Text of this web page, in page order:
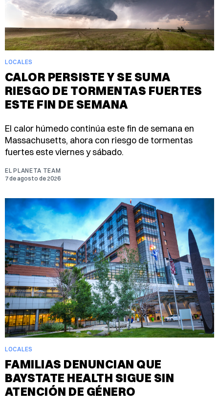
LOCALES
CALOR PERSISTE Y SE SUMA
RIESGO DE TORMENTAS FUERTES
ESTE FIN DE SEMANA
El calor húmedo continúa este fin de semana en
Massachusetts, ahora con riesgo de tormentas
fuertes este viernes y sábado.
EL PLANETA TEAM
7 de agosto de 2026
LOCALES
FAMILIAS DENUNCIAN QUE
BAYSTATE HEALTH SIGUE SIN
ATENCIÓN DE GÉNERO